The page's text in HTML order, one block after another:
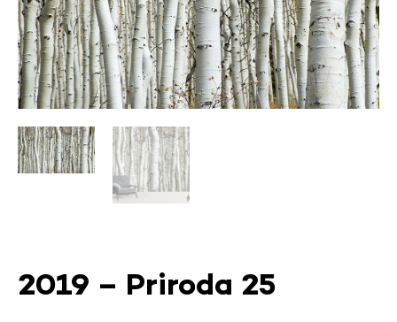
2019 – Priroda 25